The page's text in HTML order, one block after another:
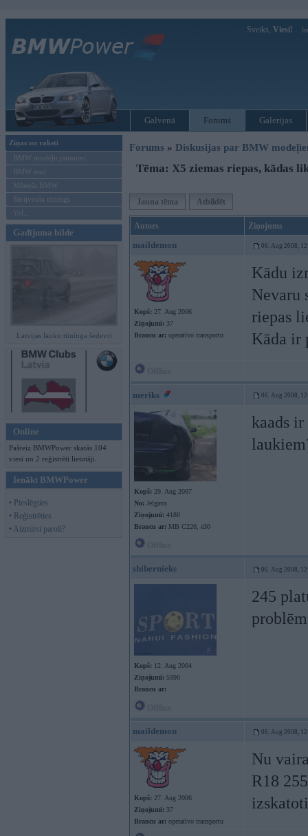
Sveiks, Viesi!
Galvenā Forums Galerijas
Ziņas un raksti
BMW modeļu jaunumi
BMW testi
Mēneša BMW
Sērijveida tūnings
Vel...
Gadījuma bilde
Latvijas lauku tūninga šedevri
Online
Pašreiz BMWPower skatās 104
viesi un 2 reģistrēti lietotāji.
Ienākt BMWPower
• Pieslēgties
• Reģistrēties
• Aizmirsi paroli?
Forums » Diskusijas par BMW
Tēma: X5 ziemas riepas, kādas
Jauna tēma Atbildēt
Autors Ziņojums
maildemon 06. Aug 2008,
Kopš: 27. Aug 2006
Ziņojumi: 37
Braucu ar: operatīvo transportu
Kādu
Nevaru
riepas
Kāda ir
meriks 06. Aug 2008,
Kopš: 29. Aug 2007
No: Jelgava
Ziņojumi: 4180
Braucu ar: MB C220, e30
kaads
shibernieks 06. Aug 2008,
Kopš: 12. Aug 2004
Ziņojumi: 5990
Braucu ar:
245
maildemon 06. Aug 2008,
Kopš: 27. Aug 2006
Ziņojumi: 37
Braucu ar: operatīvo transportu
Nu
R18